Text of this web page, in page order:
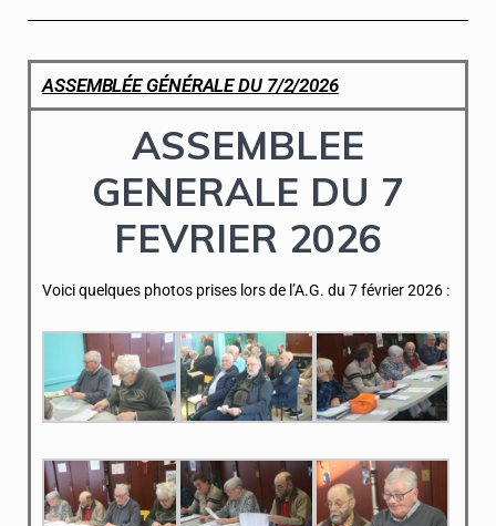
ASSEMBLÉE GÉNÉRALE DU 7/2/2026
ASSEMBLEE
GENERALE DU 7
FEVRIER 2026
Voici quelques photos prises lors de l’A.G. du 7 février 2026 :